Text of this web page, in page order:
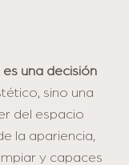
una decisión
sino una
del espacio
la apariencia,
y capaces